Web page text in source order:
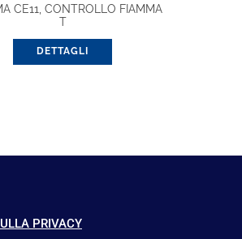
CE11, CONTROLLO FIAMMA
T
DETTAGLI
PRIVACY